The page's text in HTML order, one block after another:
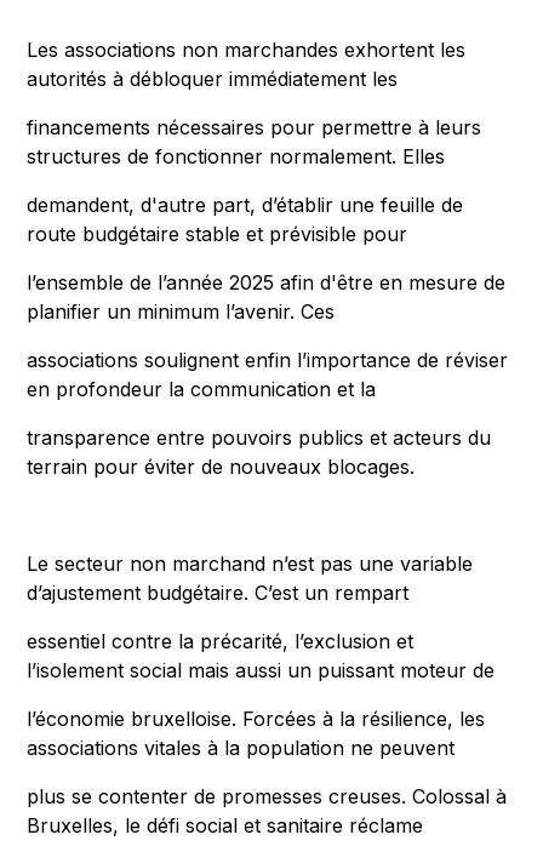
Les associations non marchandes exhortent les
autorités à débloquer immédiatement les
financements nécessaires pour permettre à leurs
structures de fonctionner normalement. Elles
demandent, d'autre part, d’établir une feuille de
route budgétaire stable et prévisible pour
l’ensemble de l’année 2025 afin d'être en mesure de
planifier un minimum l’avenir. Ces
associations soulignent enfin l’importance de réviser
en profondeur la communication et la
transparence entre pouvoirs publics et acteurs du
terrain pour éviter de nouveaux blocages.
Le secteur non marchand n’est pas une variable
d’ajustement budgétaire. C’est un rempart
essentiel contre la précarité, l’exclusion et
l’isolement social mais aussi un puissant moteur de
l’économie bruxelloise. Forcées à la résilience, les
associations vitales à la population ne peuvent
plus se contenter de promesses creuses. Colossal à
Bruxelles, le défi social et sanitaire réclame